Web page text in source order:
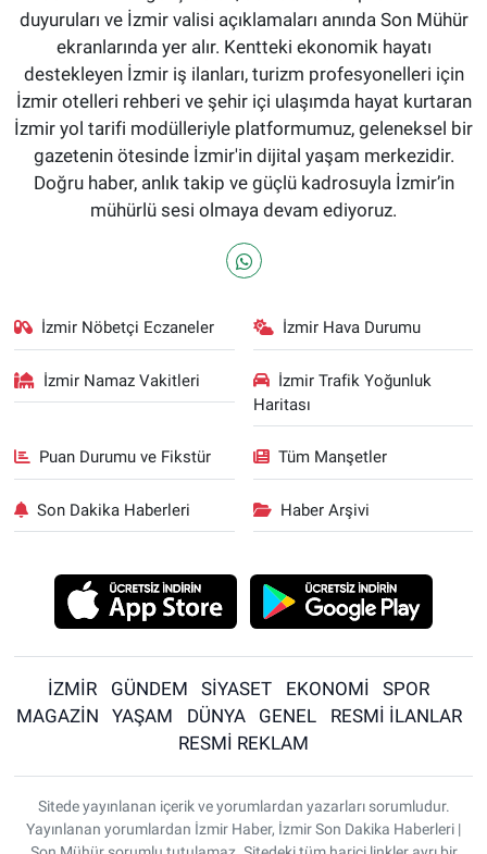
duyuruları ve İzmir valisi açıklamaları anında Son Mühür
ekranlarında yer alır. Kentteki ekonomik hayatı
destekleyen İzmir iş ilanları, turizm profesyonelleri için
İzmir otelleri rehberi ve şehir içi ulaşımda hayat kurtaran
İzmir yol tarifi modülleriyle platformumuz, geleneksel bir
gazetenin ötesinde İzmir'in dijital yaşam merkezidir.
Doğru haber, anlık takip ve güçlü kadrosuyla İzmir’in
mühürlü sesi olmaya devam ediyoruz.
İzmir Nöbetçi Eczaneler İzmir Hava Durumu
İzmir Namaz Vakitleri
İzmir Trafik Yoğunluk
Haritası
Puan Durumu ve Fikstür Tüm Manşetler
Son Dakika Haberleri Haber Arşivi
İZMİR GÜNDEM SİYASET EKONOMİ
SPOR
MAGAZİN
YAŞAM DÜNYA GENEL
RESMİ İLANLAR
RESMİ REKLAM
Sitede yayınlanan içerik ve yorumlardan yazarları sorumludur.
Yayınlanan yorumlardan İzmir Haber, İzmir Son Dakika Haberleri |